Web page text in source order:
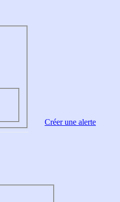
Créer une alerte